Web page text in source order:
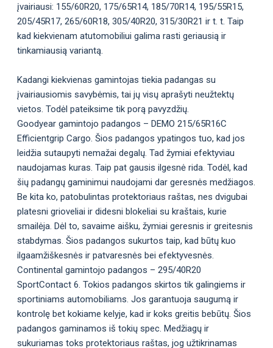
įvairiausi: 155/60R20, 175/65R14, 185/70R14, 195/55R15,
205/45R17, 265/60R18, 305/40R20, 315/30R21 ir t. t. Taip
kad kiekvienam atutomobiliui galima rasti geriausią ir
tinkamiausią variantą.
Kadangi kiekvienas gamintojas tiekia padangas su
įvairiausiomis savybėmis, tai jų visų aprašyti neužtektų
vietos. Todėl pateiksime tik porą pavyzdžių.
Goodyear gamintojo padangos – DEMO 215/65R16C
Efficientgrip Cargo. Šios padangos ypatingos tuo, kad jos
leidžia sutaupyti nemažai degalų. Tad žymiai efektyviau
naudojamas kuras. Taip pat gausis ilgesnė rida. Todėl, kad
šių padangų gaminimui naudojami dar geresnės medžiagos.
Be kita ko, patobulintas protektoriaus raštas, nes dvigubai
platesni grioveliai ir didesni blokeliai su kraštais, kurie
smailėja. Dėl to, savaime aišku, žymiai geresnis ir greitesnis
stabdymas. Šios padangos sukurtos taip, kad būtų kuo
ilgaamžiškesnės ir patvaresnės bei efektyvesnės.
Continental gamintojo padangos – 295/40R20
SportContact 6. Tokios padangos skirtos tik galingiems ir
sportiniams automobiliams. Jos garantuoja saugumą ir
kontrolę bet kokiame kelyje, kad ir koks greitis bebūtų. Šios
padangos gaminamos iš tokių spec. Medžiagų ir
sukuriamas toks protektoriaus raštas, jog užtikrinamas